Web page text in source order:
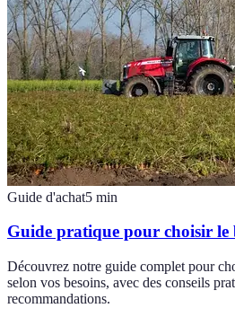
Guide d'achat5 min
Guide pratique pour choisir
Découvrez notre guide complet pour
selon vos besoins, avec des conseils
recommandations.